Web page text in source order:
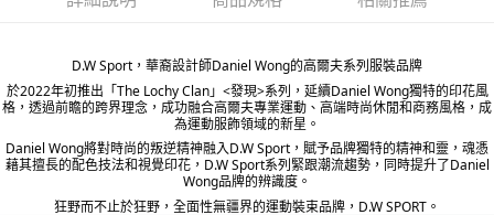
每筆NT$120，滿NT$5,000(含以上)免運費
D.W Sport，華裔設計師Daniel Wong的高爾夫系列服裝品牌
於2022年初推出「The Lochy Clan」<發現>系列，延續Daniel Wong獨特的印花風
格，透過前瞻的跨界理念，成功融合高爾夫專業運動、高端時尚休閒和商務風格，成
為運動服飾領域的新星。
Daniel Wong將對時尚的叛逆精神融入D.W Sport，賦予品牌獨特的精神和靈，魂憑
藉其擅長的配色技法和視覺印花，D.W Sport系列緊跟潮流趨勢，同時提升了Daniel
Wong品牌的辨識度。
狂野而不止於狂野，全面性無疆界的運動裝束品牌，D.W SPORT。